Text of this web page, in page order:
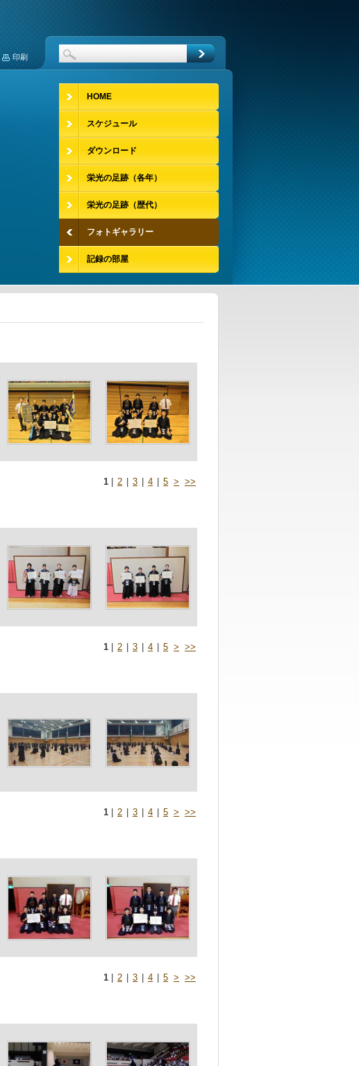
1 2 3 4 5 > >>
1 2 3 4 5 > >>
1 2 3 4 5 > >>
1 2 3 4 5 > >>
HOME
スケジュール
ダウンロード
栄光の足跡（各年）
栄光の足跡（歴代）
フォトギャラリー
記録の部屋
印刷